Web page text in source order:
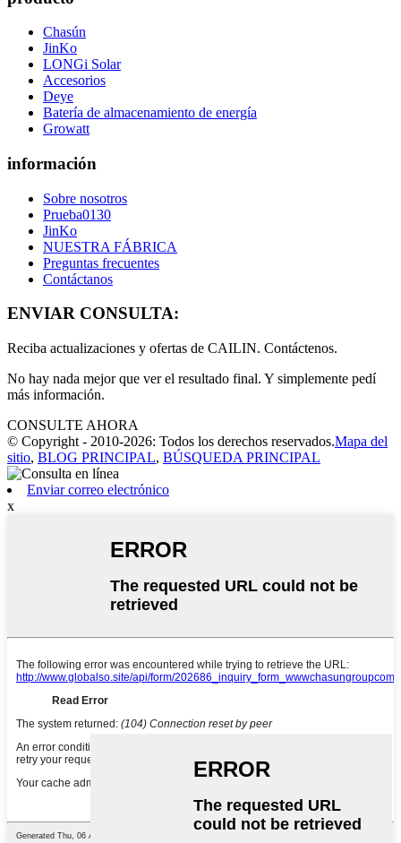
Chasún
JinKo
LONGi Solar
Accesorios
Deye
Batería de almacenamiento de energía
Growatt
información
Sobre nosotros
Prueba0130
JinKo
NUESTRA FÁBRICA
Preguntas frecuentes
Contáctanos
ENVIAR CONSULTA:
Reciba actualizaciones y ofertas de CAILIN. Contáctenos.
No hay nada mejor que ver el resultado final. Y simplemente pedí
más información.
CONSULTE AHORA
© Copyright - 2010-2026: Todos los derechos reservados.Mapa del
sitio, BLOG PRINCIPAL, BÚSQUEDA PRINCIPAL
Enviar correo electrónico
x